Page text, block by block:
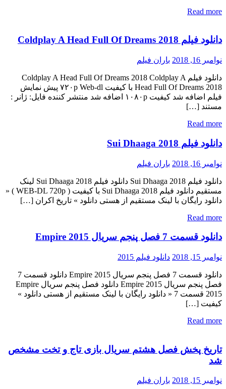
Read more
دانلود فیلم Coldplay A Head Full Of Dreams 2018
نوامبر 16, 2018 باران فیلم
دانلود فیلم Coldplay A Head Full Of Dreams 2018 Coldplay A
Head Full Of Dreams 2018 با کیفیت ۷۲۰p Web-dl پیش نمایش
فیلم اضافه شد کیفیت ۱۰۸۰p اضافه شد منتشر کننده فایل: ژانر :
مستند […]
Read more
دانلود فیلم Sui Dhaaga 2018
نوامبر 16, 2018 باران فیلم
دانلود فیلم Sui Dhaaga 2018 دانلود فیلم Sui Dhaaga 2018 لینک
مستقیم دانلود فیلم Sui Dhaaga 2018 با کیفیت ( WEB-DL 720p ) «
دانلود رایگان با لینک مستقیم از هستی دانلود » تاریخ اکران […]
Read more
دانلود قسمت 7 فصل پنجم سریال Empire 2015
نوامبر 15, 2018 دانلود فیلم 2015
دانلود قسمت 7 فصل پنجم سریال Empire 2015 دانلود قسمت 7
فصل پنجم سریال Empire 2015 دانلود فصل پنجم سریال Empire
2015 قسمت 7 « دانلود رایگان با لینک مستقیم از هستی دانلود »
کیفیت […]
Read more
تاریخ پخش فصل هشتم سریال بازی تاج و تخت مشخص
شد
نوامبر 15, 2018 باران فیلم